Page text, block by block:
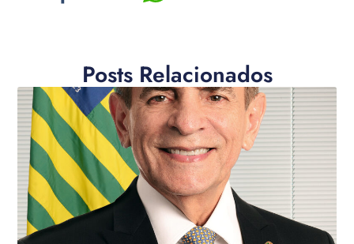
Posts Relacionados